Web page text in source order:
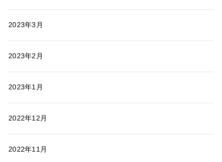
2023年3月
2023年2月
2023年1月
2022年12月
2022年11月